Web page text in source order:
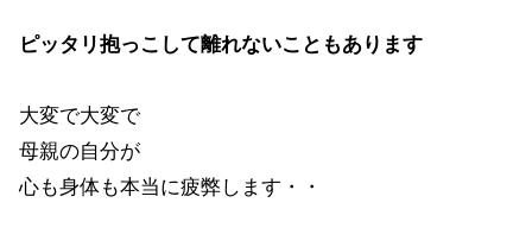
ピッタリ抱っこして離れないこともあります
大変で大変で
母親の自分が
心も身体も本当に疲弊します・・